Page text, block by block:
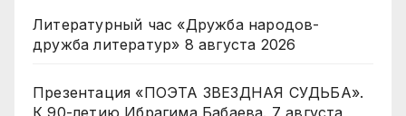
Литературный час «Дружба народов-
дружба литератур» 8 августа 2026
Презентация «ПОЭТА ЗВЕЗДНАЯ СУДЬБА».
К 90-летию Ибрагима Бабаева. 7 августа